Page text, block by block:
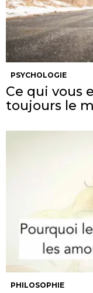
PSYCHOLOGIE
Ce qui vous
toujours le
PHILOSOPHIE